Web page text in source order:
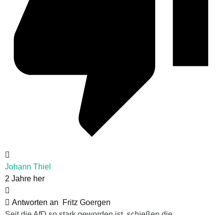
Johann Thiel
2 Jahre her
Antworten an
Fritz Goergen